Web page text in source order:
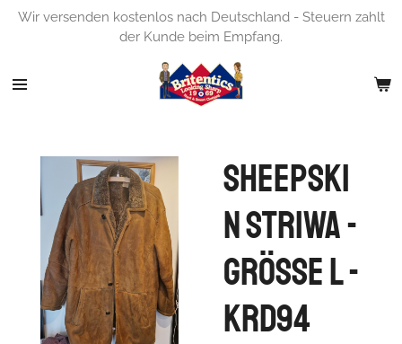
Zum
Wir versenden kostenlos nach Deutschland - Steuern zahlt
der Kunde beim Empfang.
Sheepski
n Striwa -
Grösse L -
KRD94